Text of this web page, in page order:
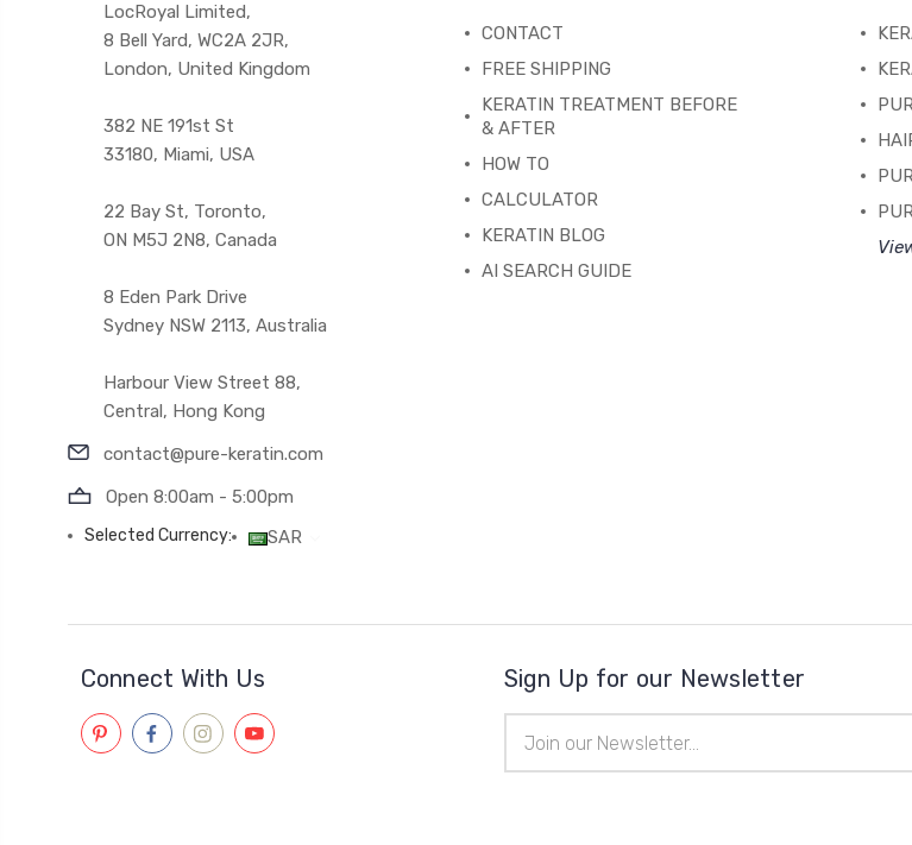
LocRoyal Limited,
8 Bell Yard, WC2A 2JR,
London, United Kingdom
382 NE 191st St
33180, Miami, USA
22 Bay St, Toronto,
ON M5J 2N8, Canada
8 Eden Park Drive
Sydney NSW 2113, Australia
Harbour View Street 88,
Central, Hong Kong
contact@pure-keratin.com
Open 8:00am - 5:00pm
Selected Currency: SAR
CONTACT
FREE SHIPPING
KERATIN TREATMENT BEFORE
& AFTER
HOW TO
CALCULATOR
KERATIN BLOG
AI SEARCH GUIDE
Connect With Us Sign Up for our Newsletter
Address